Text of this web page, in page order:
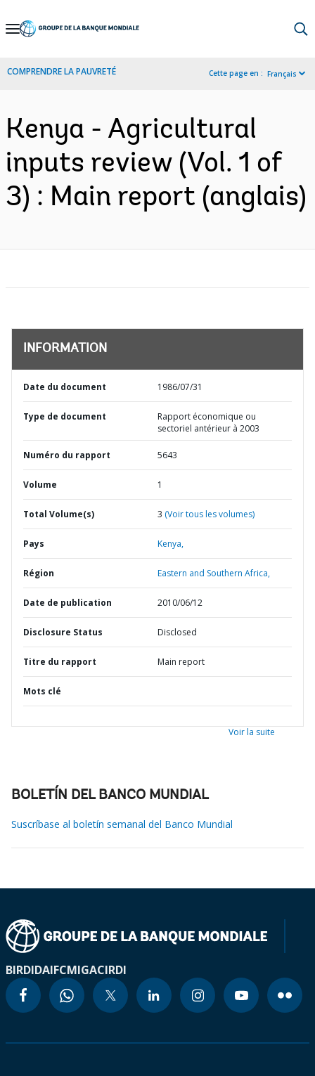
Skip
Navigation
COMPRENDRE LA PAUVRETÉ Cette page en : Français
Kenya - Agricultural
inputs review (Vol. 1 of
3) : Main report (anglais)
INFORMATION
Date du document 1986/07/31
Type de document
Rapport économique ou
sectoriel antérieur à 2003
Numéro du rapport 5643
Volume 1
Total Volume(s) 3 (Voir tous les volumes)
Pays Kenya,
Région Eastern and Southern Africa,
Date de publication 2010/06/12
Disclosure Status Disclosed
Titre du rapport Main report
Mots clé
Voir la suite
BOLETÍN DEL BANCO MUNDIAL
Suscríbase al boletín semanal del Banco Mundial
BIRDIDAIFCMIGACIRDI